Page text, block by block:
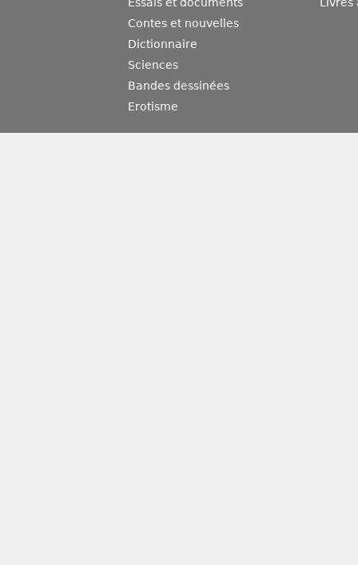
Essais et documents
Contes et nouvelles
Dictionnaire
Sciences
Bandes dessinées
Erotisme
Livres